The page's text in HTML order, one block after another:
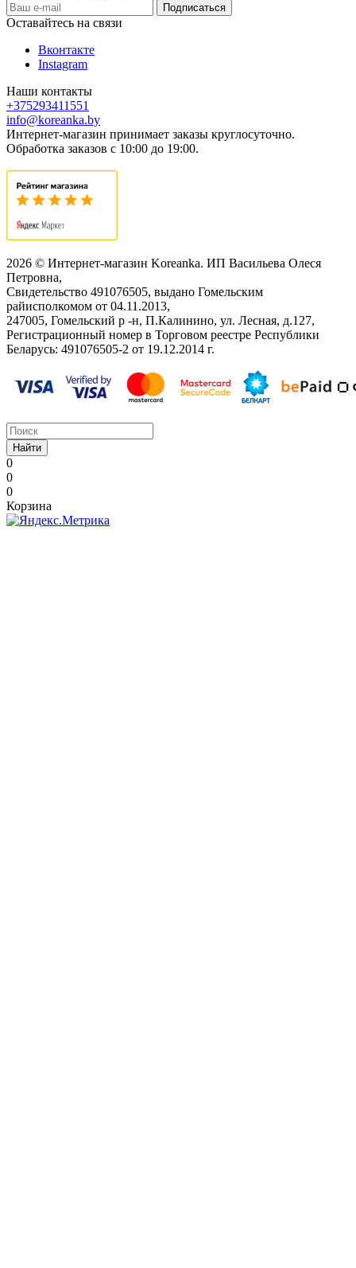
Оставайтесь на связи
Вконтакте
Instagram
Наши контакты
+375293411551
info@koreanka.by
Интернет-магазин принимает заказы круглосуточно.
Обработка заказов с 10:00 до 19:00.
2026 © Интернет-магазин Koreanka. ИП Васильева Олеся
Петровна,
Свидетельство ‎491076505, выдано Гомельским
райисполкомом от 04.11.2013,
247005, Гомельский р -н, П.Калинино, ул. Лесная, д.127,
Регистрационный номер в Торговом реестре Республики
Беларусь: ‎491076505-2 от 19.12.2014 г.
Найти
0
0
0
Корзина